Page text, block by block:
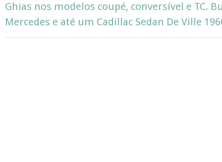
Ghias nos modelos coupé, conversível e TC.
Mercedes e até um Cadillac Sedan De Ville